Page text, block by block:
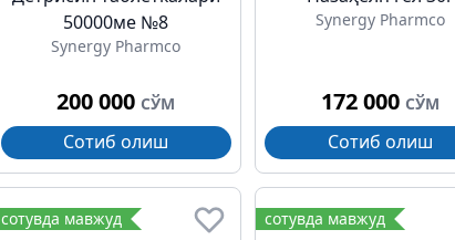
50000ме №8
Synergy Pharmco
200 000 СЎМ
Сотиб олиш
Synergy Pharmco
172 000 СЎМ
Сотиб олиш
сотувда мавжуд сотувда мавжуд